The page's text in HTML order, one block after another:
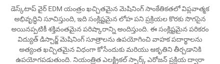
డెస్క్‌టాప్ వైర్ EDM యంత్రం ఖచ్చితమైన మెషినింగ్ సాంకేతికతలో విప్లవాత్మక
అభివృద్ధిని సూచిస్తుంది, ఇది సంక్లిష్టమైన లోహ పని ప్రక్రియల కొరకు సొగసైన
అయినప్పటికీ శక్తివంతమైన పరిష్కారాన్ని అందిస్తుంది. ఈ సంక్లిష్టమైన పరికరం
విద్యుత్ డిస్చార్జ్ మెషినింగ్ సూత్రాలను ఉపయోగించి వాహక పదార్థాలను
అత్యంత ఖచ్చితమైన విధంగా కోసేందుకు మరియు ఆకృతిని తీర్చడానికి
ఉపయోగపడుతుంది. నియంత్రిత ఎలక్ట్రికల్ స్పార్క్ ఎరోజన్ ప్రక్రియ ద్వారా